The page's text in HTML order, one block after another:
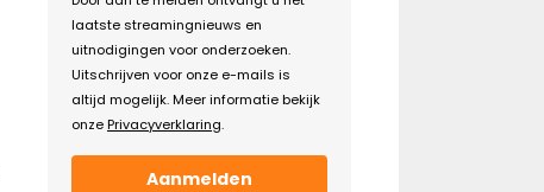
laatste streamingnieuws en
uitnodigingen voor onderzoeken.
Uitschrijven voor onze e-mails is
altijd mogelijk. Meer informatie bekijk
onzePrivacyverklaring.
Aanmelden